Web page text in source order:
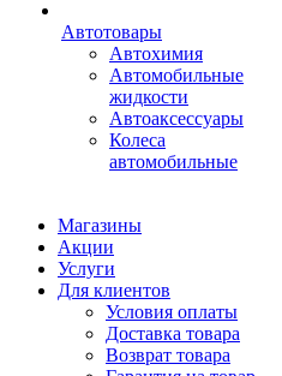
Автотовары
Автохимия
Автомобильные
жидкости
Автоаксессуары
Колеса
автомобильные
Магазины
Акции
Услуги
Для клиентов
Условия оплаты
Доставка товара
Возврат товара